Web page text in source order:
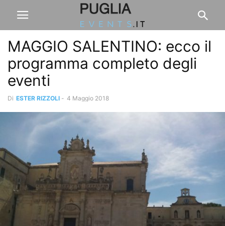
MAGGIO SALENTINO: ecco il
programma completo degli
eventi
Di ESTER RIZZOLI - 4 Maggio 2018